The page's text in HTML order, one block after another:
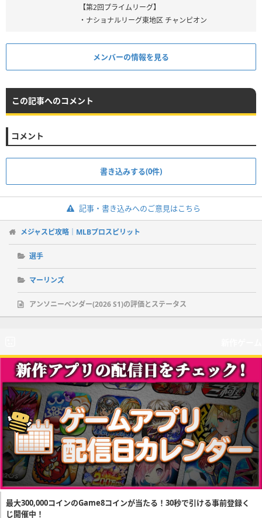
【第2回プライムリーグ】
・ナショナルリーグ東地区 チャンピオン
メンバーの情報を見る
この記事へのコメント
コメント
書き込みする(0件)
記事・書き込みへのご意見はこちら
メジャスピ攻略｜MLBプロスピリット
選手
マーリンズ
アンソニーベンダー(2026 S1)の評価とステータス
最大300,000コインのGame8コインが当たる！30秒で引ける事前登録く
じ開催中！